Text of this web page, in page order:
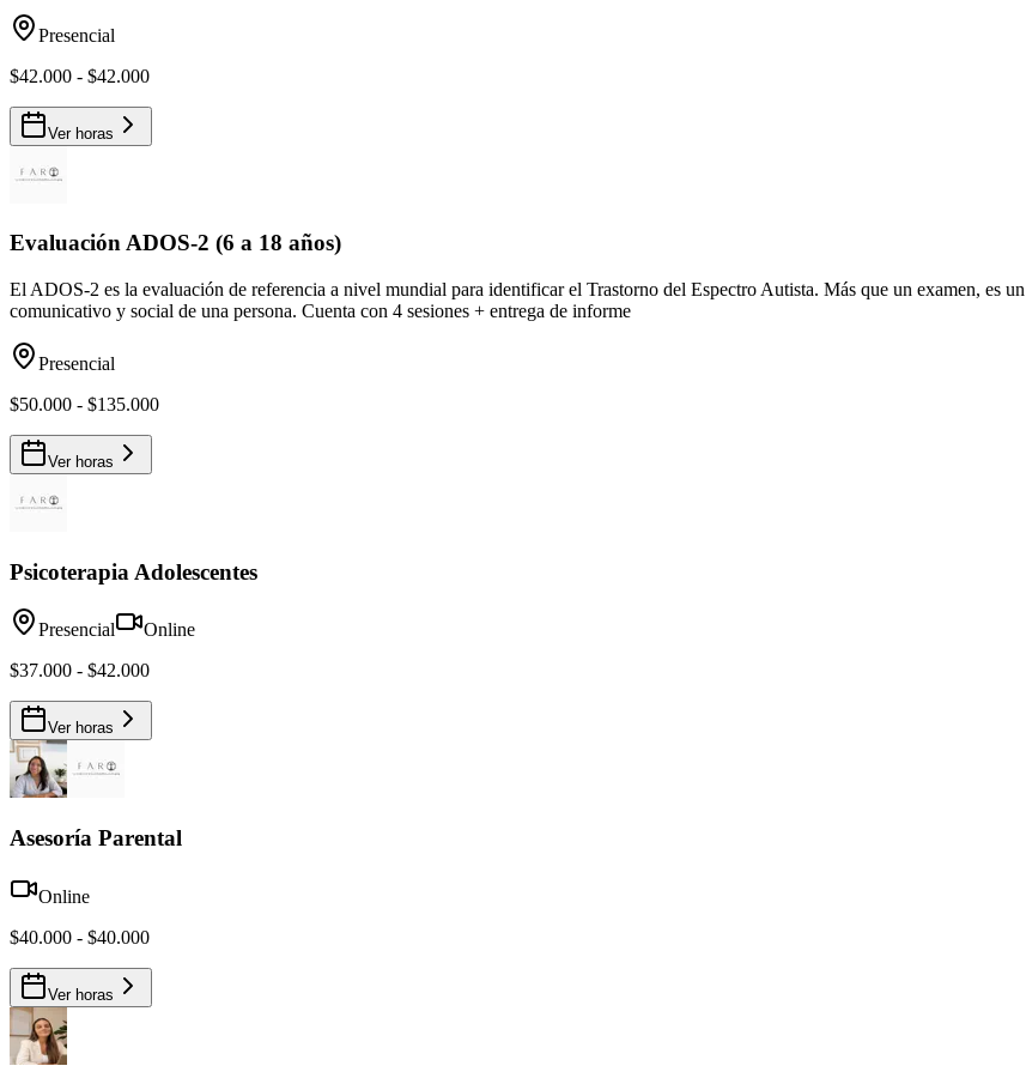
Presencial
$42.000 - $42.000
Ver horas
Evaluación ADOS-2 (6 a 18 años)
El ADOS-2 es la evaluación de referencia a nivel mundial para identificar el Trastorno del Espectro Autista. Más que un examen, es
comunicativo y social de una persona. Cuenta con 4 sesiones + entrega de informe
Presencial
$50.000 - $135.000
Ver horas
Psicoterapia Adolescentes
Presencial
Online
$37.000 - $42.000
Ver horas
Asesoría Parental
Online
$40.000 - $40.000
Ver horas